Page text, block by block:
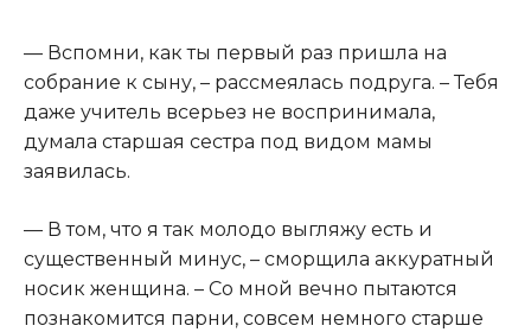
— Вспомни, как ты первый раз пришла на
собрание к сыну, – рассмеялась подруга. – Тебя
даже учитель всерьез не воспринимала,
думала старшая сестра под видом мамы
заявилась.
— В том, что я так молодо выгляжу есть и
существенный минус, – сморщила аккуратный
носик женщина. – Со мной вечно пытаются
познакомится парни, совсем немного старше